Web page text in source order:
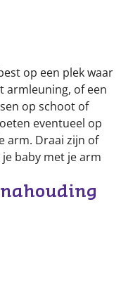
op een plek waar
armleuning, of een
op schoot of
eventueel op
arm. Draai zijn of
baby met je arm